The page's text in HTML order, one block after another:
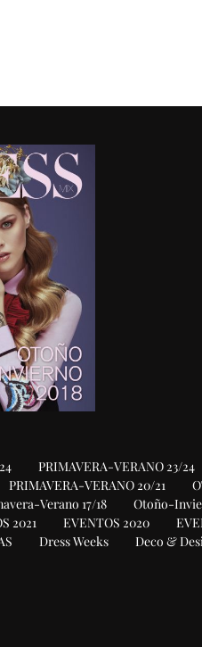
PRIMAVERA-VERANO 23/24
PRIMAVERA-VERANO 20/21
Verano 17/18 Otoño-
2021 EVENTOS 2020
Dress Weeks Deco &